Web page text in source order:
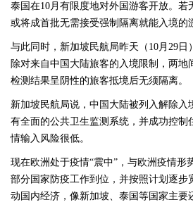
泰国在10月有限度地对外国游客开放。若
或将成首批无需接受强制隔离就能入境的
与此同时，新加坡民航局昨天（ 10月29日
除对来自中国大陆旅客的入境限制，两地
检测结果呈阴性的旅客抵境后无须隔离。
新加坡民航局说，中国大陆被列入解除入
有全面的公共卫生监测系统，并成功控制
情输入风险很低。
现在欧洲处于疫情“震中”，与欧洲疫情形
部分国家防疫工作到位，并按照计划逐步
动国内经济，像新加坡、泰国等国家主要